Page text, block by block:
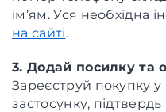
ім’ям. Уся необхідна
на сайті.
3. Додай посилку та
Зареєструй покупку у
застосунку,